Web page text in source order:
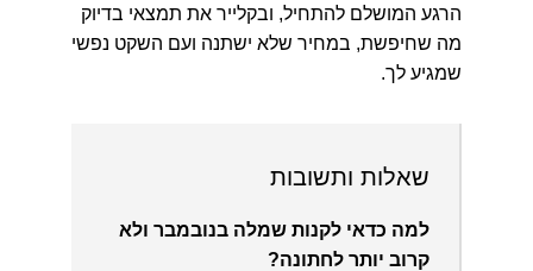
הרגע המושלם להתחיל, ובקלייר את תמצאי בדיוק
מה שחיפשת, במחיר שלא ישתנה ועם השקט נפשי
שמגיע לך.
שאלות ותשובות
למה כדאי לקנות שמלה בנובמבר ולא
קרוב יותר לחתונה?